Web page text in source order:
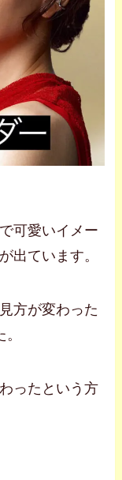
可愛いイメー
出ています。
方が変わった
ったという方